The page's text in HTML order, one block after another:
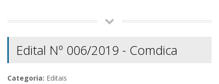
Edital Nº 006/2019 - Comdica
Categoria: Editais